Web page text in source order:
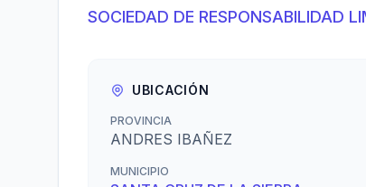
SOCIEDAD DE RESPONSABILIDAD
UBICACIÓN
PROVINCIA
ANDRES IBAÑEZ
MUNICIPIO